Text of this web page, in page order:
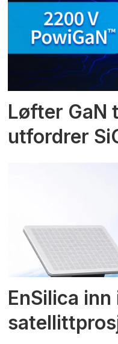
Løfter GaN
utfordrer
EnSilica